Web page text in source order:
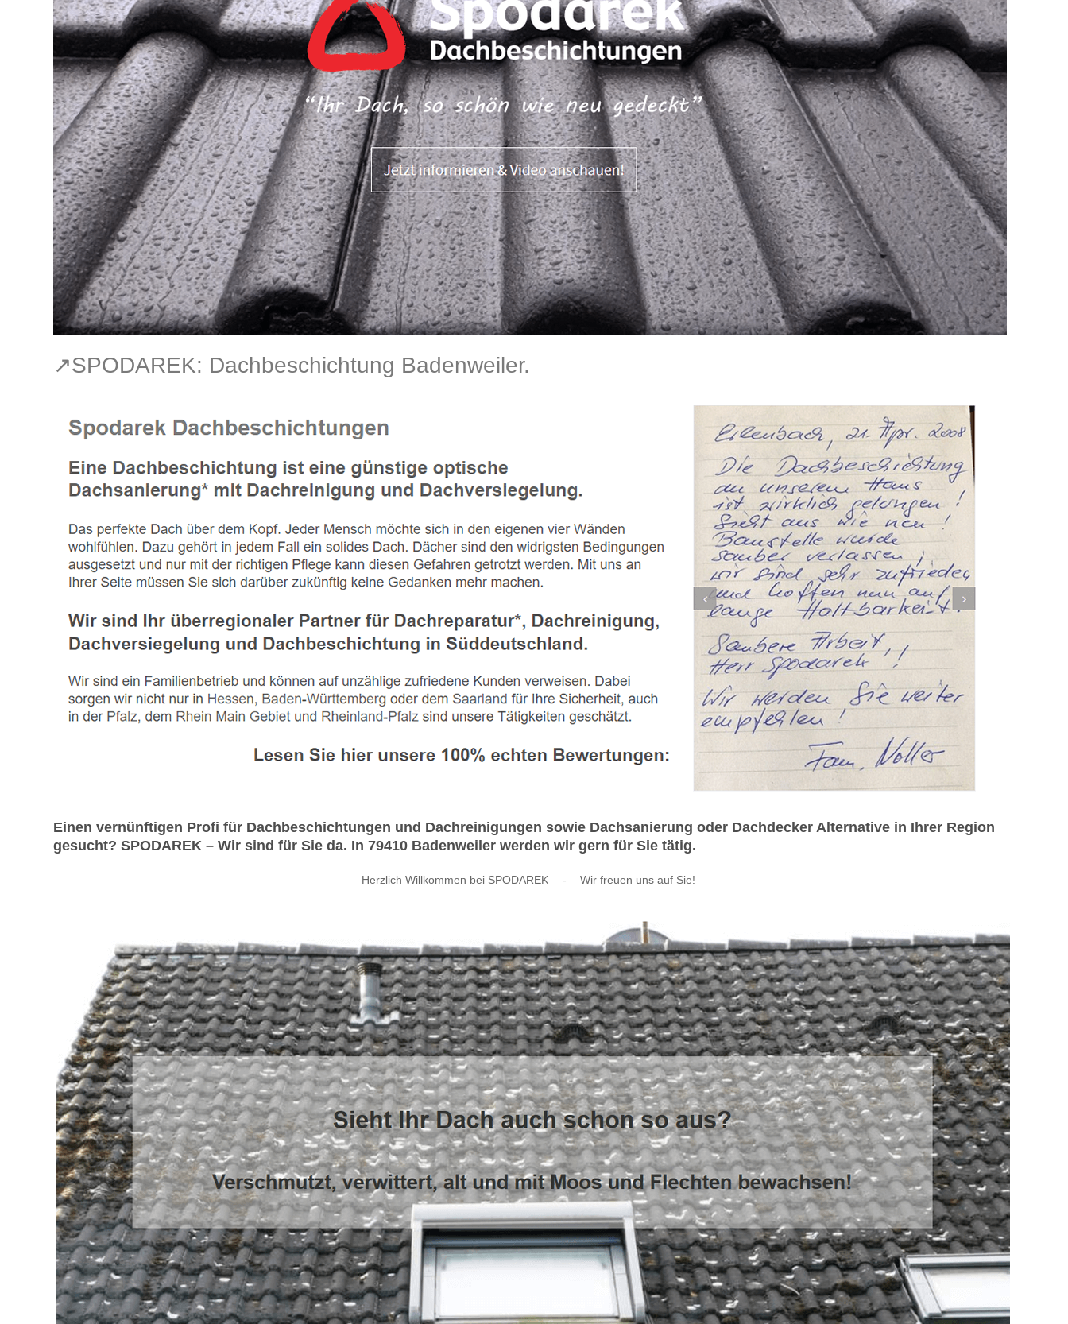
↗️SPODAREK: Dachbeschichtung Badenweiler.
Einen vernünftigen Profi für Dachbeschichtungen und Dachreinigungen sowie Dachsanierung oder Dachdecker Alternative in Ihrer Region
gesucht? SPODAREK – Wir sind für Sie da. In 79410 Badenweiler werden wir gern für Sie tätig.
Herzlich Willkommen bei SPODAREK - Wir freuen uns auf Sie!